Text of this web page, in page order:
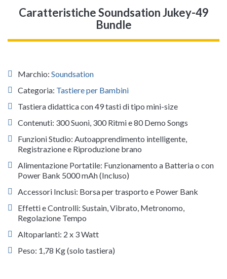
Caratteristiche Soundsation Jukey-49
Bundle
Marchio: Soundsation
Categoria: Tastiere per Bambini
Tastiera didattica con 49 tasti di tipo mini-size
Contenuti: 300 Suoni, 300 Ritmi e 80 Demo Songs
Funzioni Studio: Autoapprendimento intelligente,
Registrazione e Riproduzione brano
Alimentazione Portatile: Funzionamento a Batteria o con
Power Bank 5000 mAh (Incluso)
Accessori Inclusi: Borsa per trasporto e Power Bank
Effetti e Controlli: Sustain, Vibrato, Metronomo,
Regolazione Tempo
Altoparlanti: 2 x 3 Watt
Peso: 1,78 Kg (solo tastiera)